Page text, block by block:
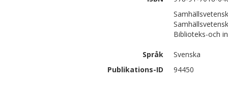
Biblioteks-och
Språk
Svenska
Publikations-ID
94450